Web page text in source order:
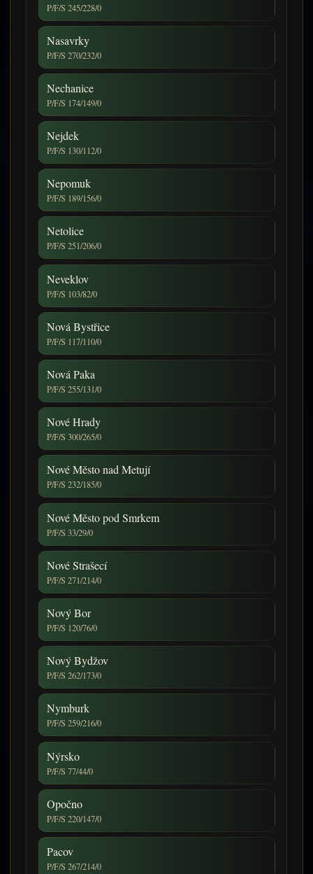
P/F/S 245/228/0
Nasavrky
P/F/S 270/232/0
Nechanice
P/F/S 174/149/0
Nejdek
P/F/S 130/112/0
Nepomuk
P/F/S 189/156/0
Netolice
P/F/S 251/206/0
Neveklov
P/F/S 103/82/0
Nová Bystřice
P/F/S 117/110/0
Nová Paka
P/F/S 255/131/0
Nové Hrady
P/F/S 300/265/0
Nové Město nad Metují
P/F/S 232/185/0
Nové Město pod Smrkem
P/F/S 33/29/0
Nové Strašecí
P/F/S 271/214/0
Nový Bor
P/F/S 120/76/0
Nový Bydžov
P/F/S 262/173/0
Nymburk
P/F/S 259/216/0
Nýrsko
P/F/S 77/44/0
Opočno
P/F/S 220/147/0
Pacov
P/F/S 267/214/0